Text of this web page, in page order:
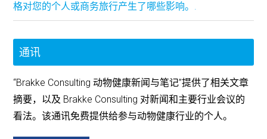
格对您的个人或商务旅行产生了哪些影响。.
通讯
“Brakke Consulting 动物健康新闻与笔记”提供了相关文章
摘要，以及 Brakke Consulting 对新闻和主要行业会议的
看法。该通讯免费提供给参与动物健康行业的个人。